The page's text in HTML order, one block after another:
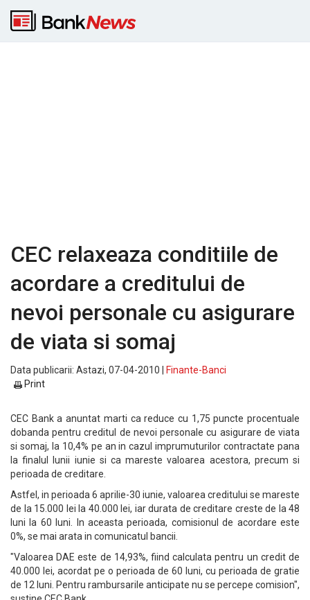
CEC relaxeaza conditiile de
acordare a creditului de
nevoi personale cu asigurare
de viata si somaj
Data publicarii: Astazi, 07-04-2010 |
Finante-Banci
Print
CEC Bank a anuntat marti ca reduce cu 1,75 puncte procentuale
dobanda pentru creditul de nevoi personale cu asigurare de viata
si somaj, la 10,4% pe an in cazul imprumuturilor contractate pana
la finalul lunii iunie si ca mareste valoarea acestora, precum si
perioada de creditare.
Astfel, in perioada 6 aprilie-30 iunie, valoarea creditului se mareste
de la 15.000 lei la 40.000 lei, iar durata de creditare creste de la 48
luni la 60 luni. In aceasta perioada, comisionul de acordare este
0%, se mai arata in comunicatul bancii.
"Valoarea DAE este de 14,93%, fiind calculata pentru un credit de
40.000 lei, acordat pe o perioada de 60 luni, cu perioada de gratie
de 12 luni. Pentru rambursarile anticipate nu se percepe comision",